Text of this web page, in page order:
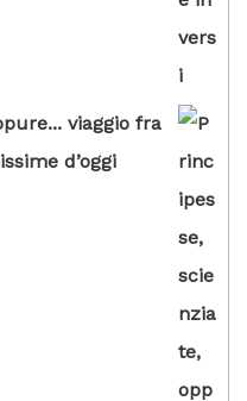
viaggio fra
d’oggi